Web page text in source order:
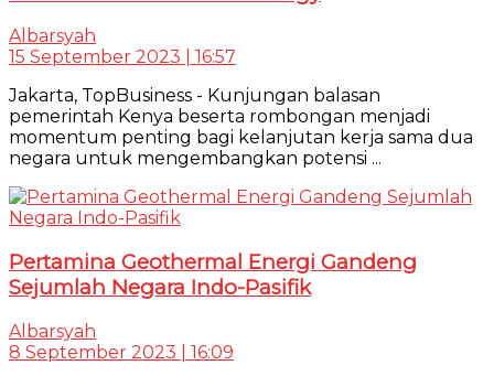
Albarsyah
15 September 2023 | 16:57
Jakarta, TopBusiness - Kunjungan balasan
pemerintah Kenya beserta rombongan menjadi
momentum penting bagi kelanjutan kerja sama dua
negara untuk mengembangkan potensi ...
Pertamina Geothermal Energi Gandeng
Sejumlah Negara Indo-Pasifik
Albarsyah
8 September 2023 | 16:09